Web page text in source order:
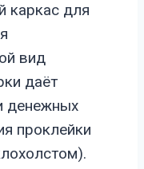
каркас для
вид
даёт
денежных
проклейки